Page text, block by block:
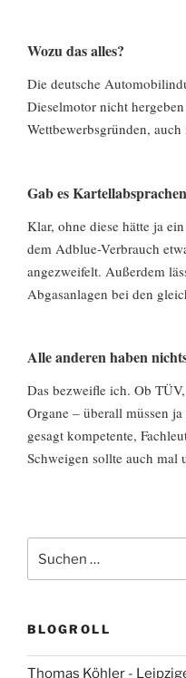
Wozu das alles?
Die deutsche
Dieselmotor nicht
Wettbewerbsgründen,
Gab es
Klar, ohne diese hätte ja
dem Adblue-Verbrauch
angezweifelt. Außerdem
Abgasanlagen bei den
Alle anderen haben
Das bezweifle ich. Ob
Organe – überall müssen
gesagt kompetente,
Schweigen sollte auch mal
nach:
BLOGROLL
Thomas Köhler -